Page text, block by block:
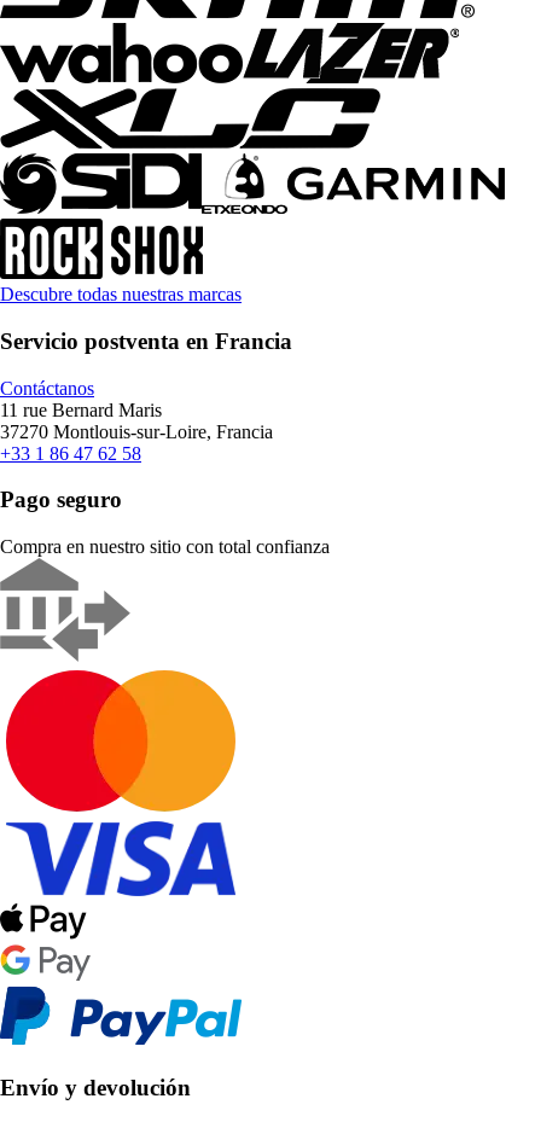
Descubre todas nuestras marcas
Servicio postventa en Francia
Contáctanos
11 rue Bernard Maris
37270 Montlouis-sur-Loire, Francia
+33 1 86 47 62 58
Pago seguro
Compra en nuestro sitio con total confianza
Envío y devolución